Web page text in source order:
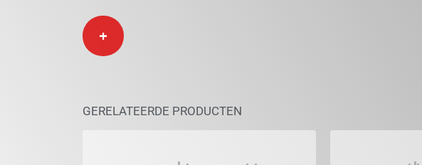
+
GERELATEERDE PRODUCTEN